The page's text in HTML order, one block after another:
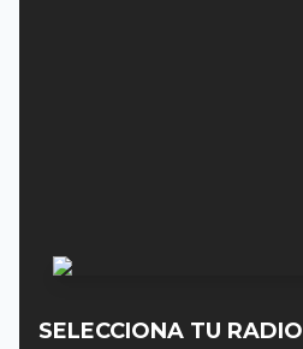
SELECCIONA TU RADIO